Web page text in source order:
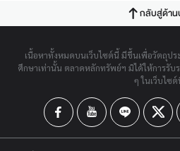
กลับสู่ด้า
เนื้อหาทั้งหมดบนเว็บไซต์นี้ มีขึ้นเพื่อวัตถุปร
ศึกษาเท่านั้น ตลาดหลักทรัพย์ฯ มิได้ให้การรั
ๆ ในเว็บไซ